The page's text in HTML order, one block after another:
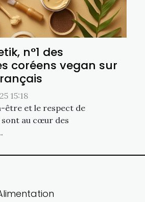
n°1 des
coréens vegan sur
15:18
être et le respect de
au cœur des